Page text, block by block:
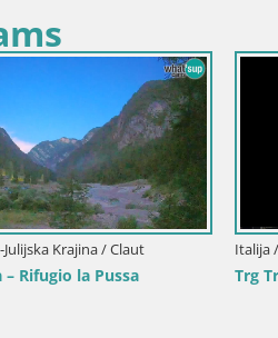
/ Furlanija-Julijska Krajina / Akvileja
– Decumano di Aratria Galla